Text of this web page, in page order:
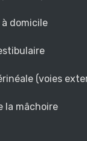
domicile
(voies
la mâchoire